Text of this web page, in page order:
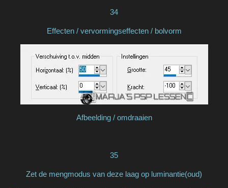
34
Effecten / vervormingseffecten / bolvorm
Afbeelding / omdraaien
35
Zet de mengmodus van deze laag op luminantie(oud)